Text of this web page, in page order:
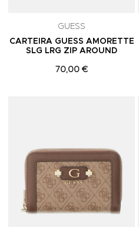
GUESS
CARTEIRA GUESS AMORETTE
SLG LRG ZIP AROUND
70,00 €